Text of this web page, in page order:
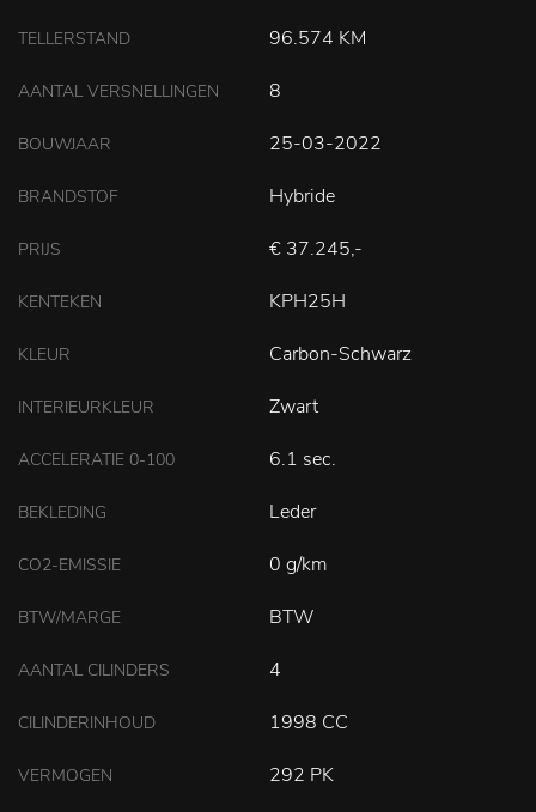
TELLERSTAND 96.574 KM
AANTAL VERSNELLINGEN 8
BOUWJAAR 25-03-2022
BRANDSTOF Hybride
PRIJS € 37.245,-
KENTEKEN KPH25H
KLEUR Carbon-Schwarz
INTERIEURKLEUR Zwart
ACCELERATIE 0-100 6.1 sec.
BEKLEDING Leder
CO2-EMISSIE 0 g/km
BTW/MARGE BTW
AANTAL CILINDERS 4
CILINDERINHOUD 1998 CC
VERMOGEN 292 PK